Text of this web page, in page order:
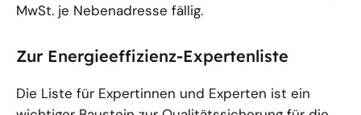
MwSt. je Nebenadresse fällig.
Zur Energieeffizienz-Expertenliste
Die Liste für Expertinnen und Experten ist ein